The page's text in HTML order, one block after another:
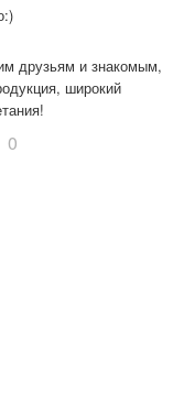
друзьям и знакомым,
широкий
0